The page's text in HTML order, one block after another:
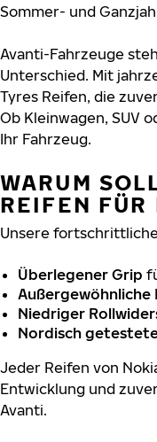
Sommer- und
Avanti-Fahrzeuge
Unterschied. Mit
Tyres Reifen, die
Ob Kleinwagen, SUV
Ihr Fahrzeug.
WARUM
REIFEN
Unsere
Überlegener Grip
Außergewöhnliche
Niedriger
Nordisch
Jeder Reifen von
Entwicklung und
Avanti.